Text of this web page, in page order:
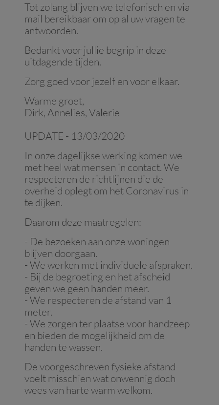
Tot zolang blijven we telefonisch en via
mail bereikbaar om op al uw vragen te
antwoorden.
Bedankt voor jullie begrip in deze
uitdagende tijden.
Zorg goed voor jezelf en voor elkaar.
Warme groet,
Dirk, Annelies, Valerie
UPDATE - 13/03/2020
In onze dagelijkse werking komen we
met heel wat mensen in contact. We
respecteren de richtlijnen die de
overheid oplegt om het Coronavirus in
te dijken.
Daarom deze maatregelen:
- De bezoeken aan onze woningen
blijven doorgaan.
- We werken met individuele afspraken.
- Bij de begroeting en het afscheid
geven we geen handen meer.
- We respecteren de afstand van 1
meter.
- We zorgen ter plaatse voor handzeep
en bieden de mogelijkheid om de
handen te wassen.
De voorgeschreven fysieke afstand
voelt misschien wat onwennig doch
wees van harte warm welkom.